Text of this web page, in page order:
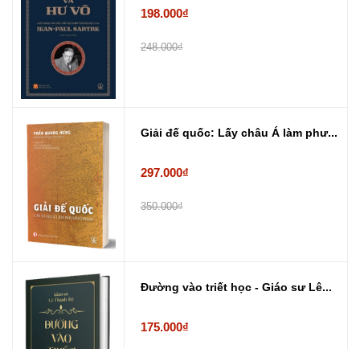
198.000₫
248.000₫
Giải đế quốc: Lấy châu Á làm phư...
297.000₫
350.000₫
Đường vào triết học - Giáo sư Lê...
175.000₫